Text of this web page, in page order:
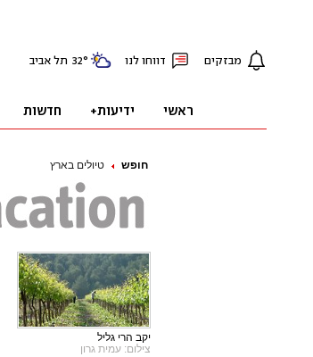
חופש טיולים בארץ
יקב הרי גליל
צילום: עמית גרון